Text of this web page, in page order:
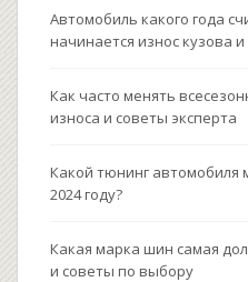
Автомобиль какого года
начинается износ кузова
Как часто менять
износа и советы эксперта
Какой тюнинг автомобиля
2024 году?
Какая марка шин самая
и советы по выбору